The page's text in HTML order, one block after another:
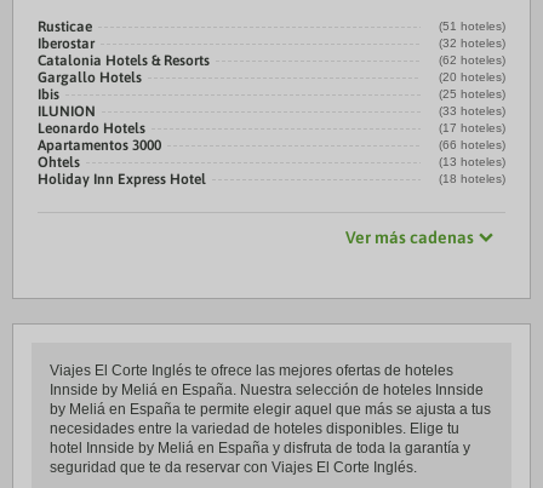
Rusticae (51 hoteles)
Iberostar (32 hoteles)
Catalonia Hotels & Resorts (62 hoteles)
Gargallo Hotels (20 hoteles)
Ibis (25 hoteles)
ILUNION (33 hoteles)
Leonardo Hotels (17 hoteles)
Apartamentos 3000 (66 hoteles)
Ohtels (13 hoteles)
Holiday Inn Express Hotel (18 hoteles)
Ver más cadenas
Viajes El Corte Inglés te ofrece las mejores ofertas de hoteles
Innside by Meliá en España. Nuestra selección de hoteles Innside
by Meliá en España te permite elegir aquel que más se ajusta a tus
necesidades entre la variedad de hoteles disponibles. Elige tu
hotel Innside by Meliá en España y disfruta de toda la garantía y
seguridad que te da reservar con Viajes El Corte Inglés.